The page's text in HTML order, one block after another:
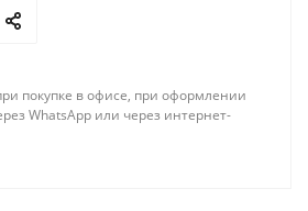
покупке в офисе, при оформлении
WhatsApp или через интернет-